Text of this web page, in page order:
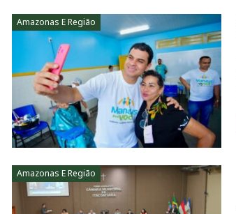
Amazonas E Região
Amazonas E Região